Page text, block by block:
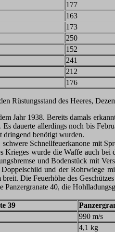
177
163
173
250
152
241
212
176
Rüstungsstand des Heeres,
Jahr 1938. Bereits damals
dauerte allerdings noch bis
dringend benötigt wurden.
Schnellfeuerkanone mit
Krieges wurde die Waffe auch
und Bodenstück mit
und der
Die Feuerhöhe des
Panzergranate 40, die
39
990 m/s
4,1 kg